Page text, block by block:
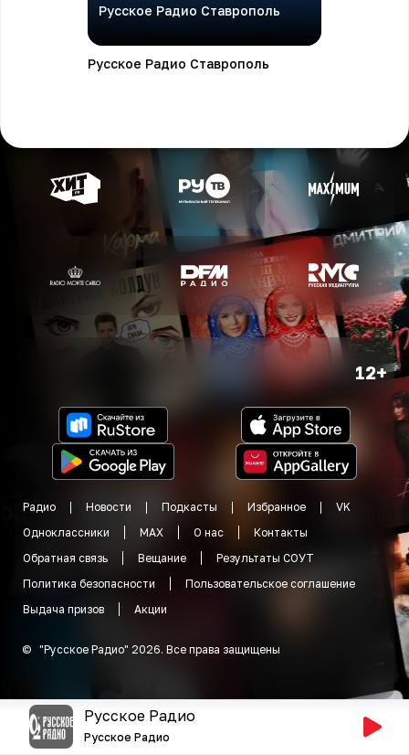
Русское Радио Ставрополь
Русское Радио Ставрополь
12+
Радио Новости Подкасты Избранное
VK
Одноклассники
MAX О нас
Контакты
Обратная связь
Вещание
Результаты СОУТ
Политика безопасности
Пользовательское соглашение
Выдача призов
Акции
© "Русское Радио" 2026. Все права защищены
Русское Радио
Русское Радио